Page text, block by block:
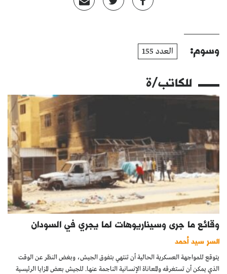
وسوم: العدد 155
للكاتب/ة
وقائع ما جرى وسيناريوهات لما يجري في السودان
السر سيد أحمد
يتوقع للمواجهة العسكرية الحالية أن تنتهي بتفوق الجيش، وبغض النظر عن الوقت
الذي يمكن أن تستغرقه والمعاناة الإنسانية الناجمة عنها. للجيش بعض المزايا الرئيسية